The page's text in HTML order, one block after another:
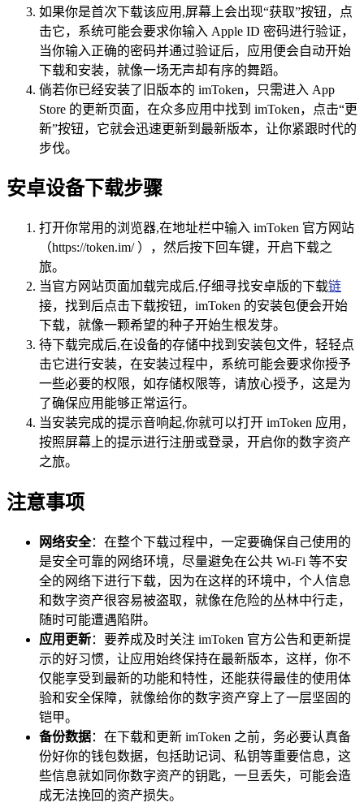
如果你是首次下载该应用,屏幕上会出现“获取”按钮，点
击它，系统可能会要求你输入 Apple ID 密码进行验证，
当你输入正确的密码并通过验证后，应用便会自动开始
下载和安装，就像一场无声却有序的舞蹈。
倘若你已经安装了旧版本的 imToken，只需进入 App
Store 的更新页面，在众多应用中找到 imToken，点击“更
新”按钮，它就会迅速更新到最新版本，让你紧跟时代的
步伐。
安卓设备下载步骤
打开你常用的浏览器,在地址栏中输入 imToken 官方网站
（https://token.im/ ），然后按下回车键，开启下载之
旅。
当官方网站页面加载完成后,仔细寻找安卓版的下载链
接，找到后点击下载按钮，imToken 的安装包便会开始
下载，就像一颗希望的种子开始生根发芽。
待下载完成后,在设备的存储中找到安装包文件，轻轻点
击它进行安装，在安装过程中，系统可能会要求你授予
一些必要的权限，如存储权限等，请放心授予，这是为
了确保应用能够正常运行。
当安装完成的提示音响起,你就可以打开 imToken 应用，
按照屏幕上的提示进行注册或登录，开启你的数字资产
之旅。
注意事项
网络安全：在整个下载过程中，一定要确保自己使用的
是安全可靠的网络环境，尽量避免在公共 Wi-Fi 等不安
全的网络下进行下载，因为在这样的环境中，个人信息
和数字资产很容易被盗取，就像在危险的丛林中行走，
随时可能遭遇陷阱。
应用更新：要养成及时关注 imToken 官方公告和更新提
示的好习惯，让应用始终保持在最新版本，这样，你不
仅能享受到最新的功能和特性，还能获得最佳的使用体
验和安全保障，就像给你的数字资产穿上了一层坚固的
铠甲。
备份数据：在下载和更新 imToken 之前，务必要认真备
份好你的钱包数据，包括助记词、私钥等重要信息，这
些信息就如同你数字资产的钥匙，一旦丢失，可能会造
成无法挽回的资产损失。